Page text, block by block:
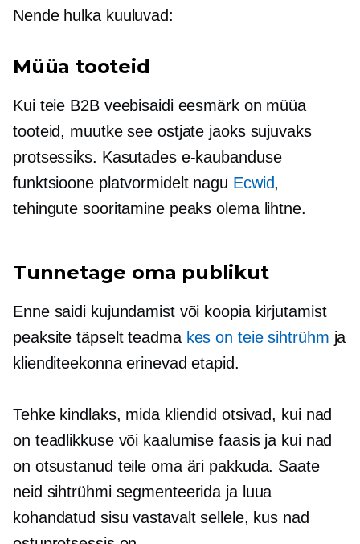
Nende hulka kuuluvad:
Müüa tooteid
Kui teie B2B veebisaidi eesmärk on müüa
tooteid, muutke see ostjate jaoks sujuvaks
protsessiks. Kasutades e-kaubanduse
funktsioone platvormidelt nagu Ecwid,
tehingute sooritamine peaks olema lihtne.
Tunnetage oma publikut
Enne saidi kujundamist või koopia kirjutamist
peaksite täpselt teadma kes on teie sihtrühm ja
klienditeekonna erinevad etapid.
Tehke kindlaks, mida kliendid otsivad, kui nad
on teadlikkuse või kaalumise faasis ja kui nad
on otsustanud teile oma äri pakkuda. Saate
neid sihtrühmi segmenteerida ja luua
kohandatud sisu vastavalt sellele, kus nad